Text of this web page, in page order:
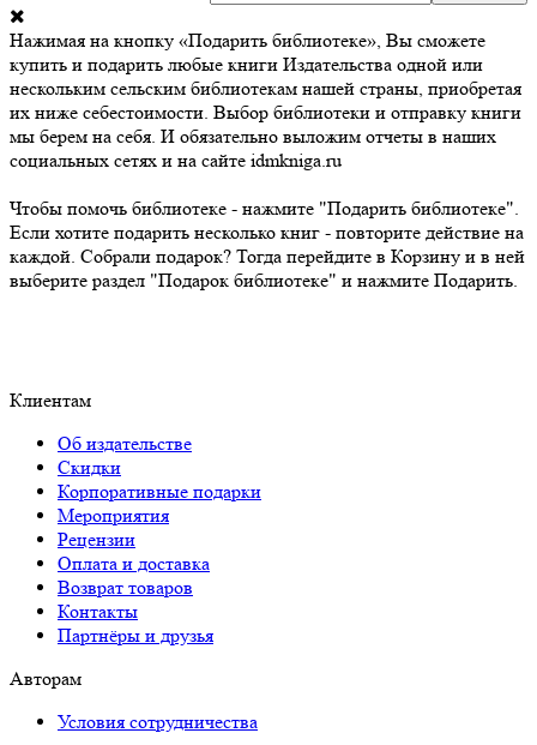
Нажимая на кнопку «Подарить библиотеке», Вы сможете
купить и подарить любые книги Издательства одной или
нескольким сельским библиотекам нашей страны, приобретая
их ниже себестоимости. Выбор библиотеки и отправку книги
мы берем на себя. И обязательно выложим отчеты в наших
социальных сетях и на сайте idmkniga.ru
Чтобы помочь библиотеке - нажмите "Подарить библиотеке".
Если хотите подарить несколько книг - повторите действие на
каждой. Собрали подарок? Тогда перейдите в Корзину и в ней
выберите раздел "Подарок библиотеке" и нажмите Подарить.
Клиентам
Об издательстве
Скидки
Корпоративные подарки
Мероприятия
Рецензии
Оплата и доставка
Возврат товаров
Контакты
Партнёры и друзья
Авторам
Условия сотрудничества